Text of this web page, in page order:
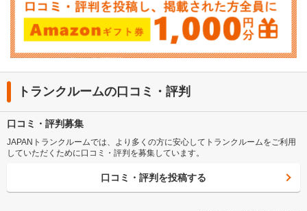
トランクルームの口コミ・評判
口コミ・評判募集
JAPANトランクルームでは、より多くの方に安心してトランクルームをご利用
していただくために口コミ・評判を募集しています。
口コミ・評判を投稿する